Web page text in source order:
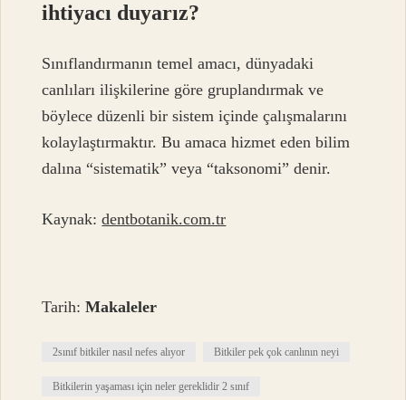
ihtiyacı duyarız?
Sınıflandırmanın temel amacı, dünyadaki
canlıları ilişkilerine göre gruplandırmak ve
böylece düzenli bir sistem içinde çalışmalarını
kolaylaştırmaktır. Bu amaca hizmet eden bilim
dalına “sistematik” veya “taksonomi” denir.
Kaynak:dentbotanik.com.tr
Tarih:Makaleler
2sınıf bitkiler nasıl nefes alıyor Bitkiler pek çok canlının neyi
Bitkilerin yaşaması için neler gereklidir 2 sınıf